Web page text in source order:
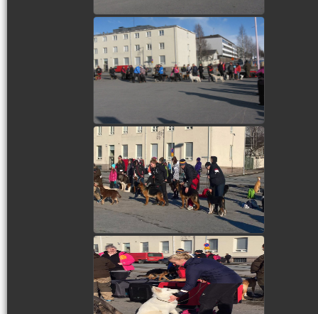
view picture
view picture
view picture